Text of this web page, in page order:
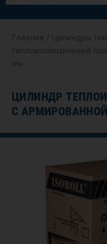
Главная Цилиндры
теплоизоляционный
мм
ЦИЛИНДР
С